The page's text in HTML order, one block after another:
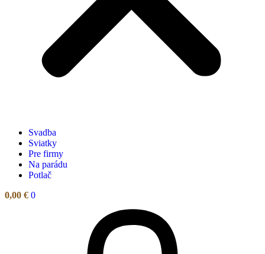
Svadba
Sviatky
Pre firmy
Na parádu
Potlač
0,00 € 0